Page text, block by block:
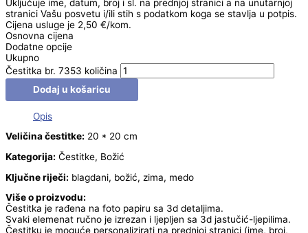
Uključuje ime, datum, broj i sl. na prednjoj stranici a na unutarnjoj
stranici Vašu posvetu i/ili stih s podatkom koga se stavlja u potpis.
Cijena usluge je 2,50 €/kom.
Osnovna cijena
Dodatne opcije
Ukupno
Čestitka br. 7353 količina
Dodaj u košaricu
Opis
Veličina čestitke: 20 * 20 cm
Kategorija: Čestitke, Božić
Ključne riječi: blagdani, božić, zima, medo
Više o proizvodu:
Čestitka je rađena na foto papiru sa 3d detaljima.
Svaki elemenat ručno je izrezan i ljepljen sa 3d jastučić-ljepilima.
Čestitku je moguće personalizirati na prednjoj stranici (ime, broj,